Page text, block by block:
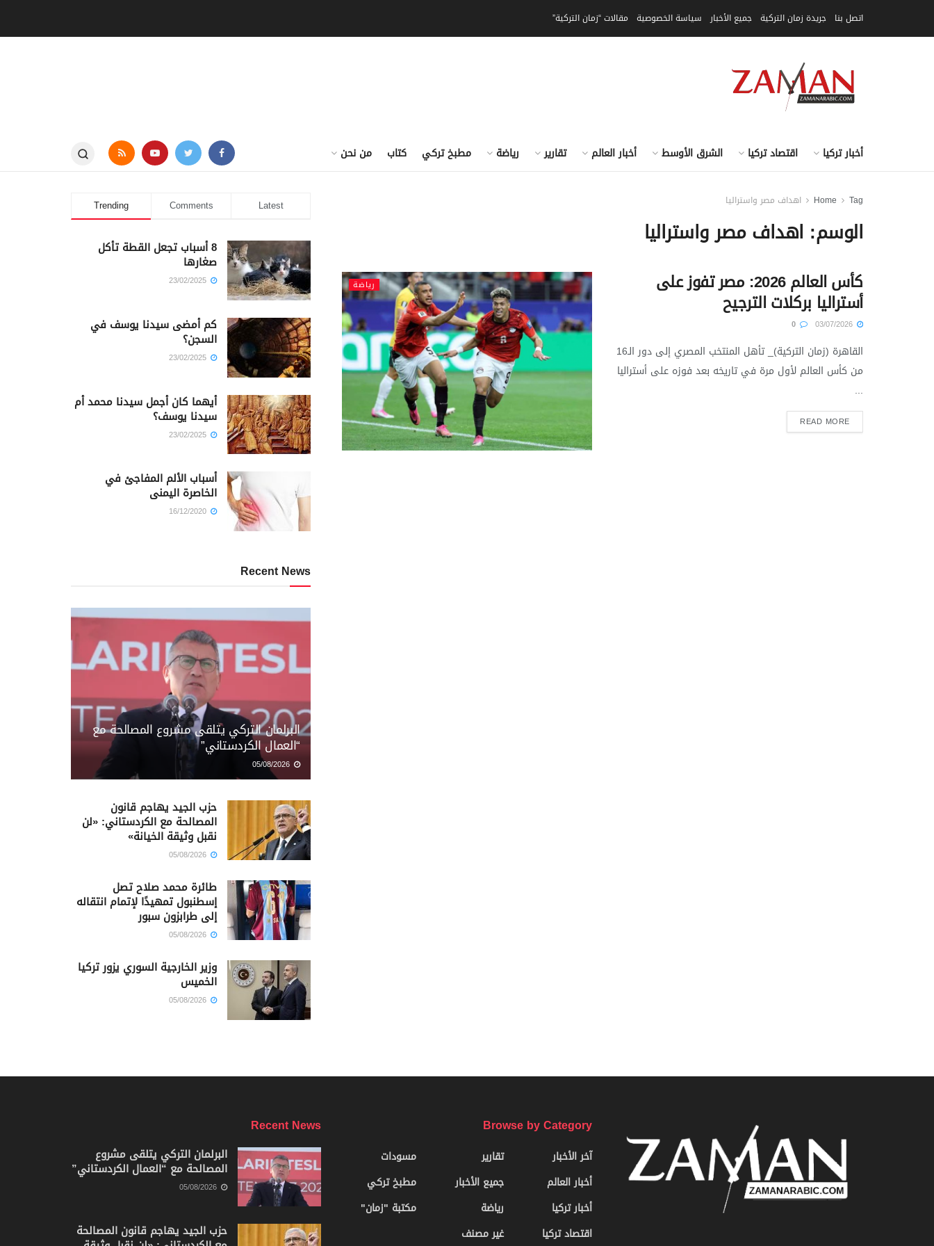
اتصل بنا جريدة زمان التركية جميع الأخبار سياسة الخصوصية مقالات “زمان التركية”
أخبار تركيا اقتصاد تركيا الشرق الأوسط أخبار العالم تقارير رياضة مطبخ تركي كتاب من نحن
Home Tag اهداف مصر واستراليا
الوسم: اهداف مصر واستراليا
رياضة كأس العالم 2026: مصر تفوز على
أستراليا بركلات الترجيح
القاهرة (زمان التركية)_ تأهل المنتخب المصري إلى دور الـ16
من كأس العالم لأول مرة في تاريخه بعد فوزه على أستراليا
...
READ MORE
Trending Comments Latest
8 أسباب تجعل القطة تأكل
صغارها
كم أمضى سيدنا يوسف في
السجن؟
أيهما كان أجمل سيدنا محمد أم
سيدنا يوسف؟
أسباب الألم المفاجئ في
الخاصرة اليمنى
Recent News
البرلمان التركي يتلقى مشروع المصالحة مع
“العمال الكردستاني”
حزب الجيد يهاجم قانون
المصالحة مع الكردستاني: «لن
نقبل وثيقة الخيانة»
طائرة محمد صلاح تصل
إسطنبول تمهيدًا لإتمام انتقاله
إلى طرابزون سبور
وزير الخارجية السوري يزور تركيا
الخميس
Browse by Category
آخر الأخبار
أخبار العالم
أخبار تركيا
اقتصاد تركيا
تقارير
جميع الأخبار
رياضة
غير مصنف
مسودات
مطبخ تركي
مكتبة "زمان"
Recent News
البرلمان التركي يتلقى مشروع
المصالحة مع “العمال الكردستاني”
حزب الجيد يهاجم قانون المصالحة